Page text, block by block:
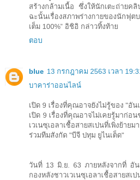
สร้างกล้ามเนื้อ ซึ่งให้นักเตะถ่ายค
ฉะนั้นเรื่องสภาพร่างกายของนักฟุ
เต็ม 100%” อิชิอิ กล่าวทิ้งท้าย
ตอบ
blue 13 กรกฎาคม 2563 เวลา
บาคาร่าออนไลน์
เปิด 9 เรื่องที่คุณอาจยังไม่รู้ของ "อัน
เปิด 9 เรื่องที่คุณอาจไม่เคยรู้มาก่อ
เวเนซุเอลาเชื้อสายสเปนที่เพิ่งย้า
ร่วมทีมสังกัด "บีจี ปทุม ยูไนเต็ด"
วันที่ 13 มิ.ย. 63 ภายหลังจากที่ อั
กองหลังชาวเวเนซุเอลาเชื้อสาย